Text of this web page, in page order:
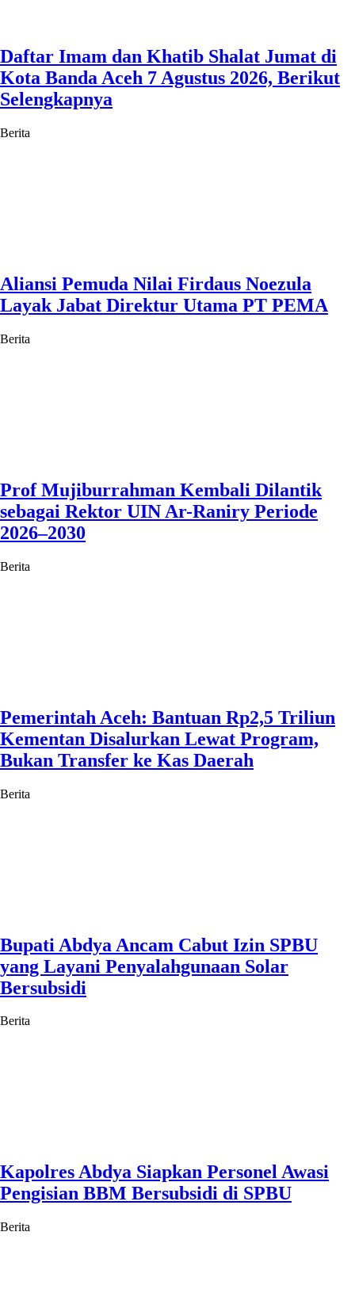
Daftar Imam dan Khatib Shalat Jumat di
Kota Banda Aceh 7 Agustus 2026, Berikut
Selengkapnya
Berita
Aliansi Pemuda Nilai Firdaus Noezula
Layak Jabat Direktur Utama PT PEMA
Berita
Prof Mujiburrahman Kembali Dilantik
sebagai Rektor UIN Ar-Raniry Periode
2026–2030
Berita
Pemerintah Aceh: Bantuan Rp2,5 Triliun
Kementan Disalurkan Lewat Program,
Bukan Transfer ke Kas Daerah
Berita
Bupati Abdya Ancam Cabut Izin SPBU
yang Layani Penyalahgunaan Solar
Bersubsidi
Berita
Kapolres Abdya Siapkan Personel Awasi
Pengisian BBM Bersubsidi di SPBU
Berita